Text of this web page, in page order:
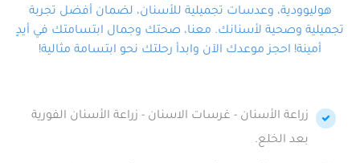
هوليوودية، وعدسات تجميلية للأسنان، لضمان أفضل تجربة
تجميلية وصحية لأسنانك. معنا، صحتك وجمال ابتسامتك في أيدٍ
أمينة! احجز موعدك الآن وابدأ رحلتك نحو ابتسامة مثالية!
زراعة الأسنان - غرسات الاسنان - زراعة الأسنان الفورية
بعد الخلع.